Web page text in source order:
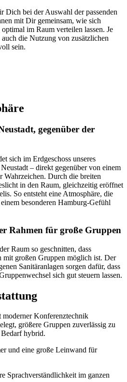
Dich bei der Auswahl der passenden
mit Dir gemeinsam, wie sich
im Raum verteilen lassen. Je
die Nutzung von zusätzlichen
sein.
gegenüber der
sich im Erdgeschoss unseres
– direkt gegenüber von einem
Wahrzeichen. Durch die breiten
in den Raum, gleichzeitig eröffnet
So entsteht eine Atmosphäre, die
besonderen Hamburg‑Gefühl
Rahmen für große Gruppen
Raum so geschnitten, dass
mit großen Gruppen möglich ist. Der
Sanitäranlagen sorgen dafür, dass
sich gut steuern lassen.
Konferenztechnik
größere Gruppen zuverlässig zu
hybrid.
und eine große Leinwand für
Sprachverständlichkeit im ganzen